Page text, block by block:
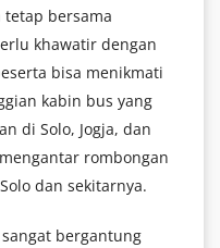
tetap bersama
khawatir dengan
bisa menikmati
kabin bus yang
di Solo, Jogja, dan
mengantar rombongan
dan sekitarnya.
bergantung